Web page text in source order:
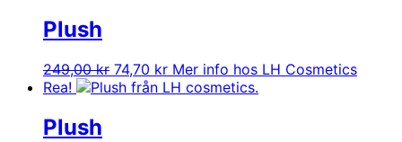
Plush
249,00kr Det
ursprungliga
74,70 krDet
nuvarande
Mer info hos LH Cosmetics
Rea!
Plush